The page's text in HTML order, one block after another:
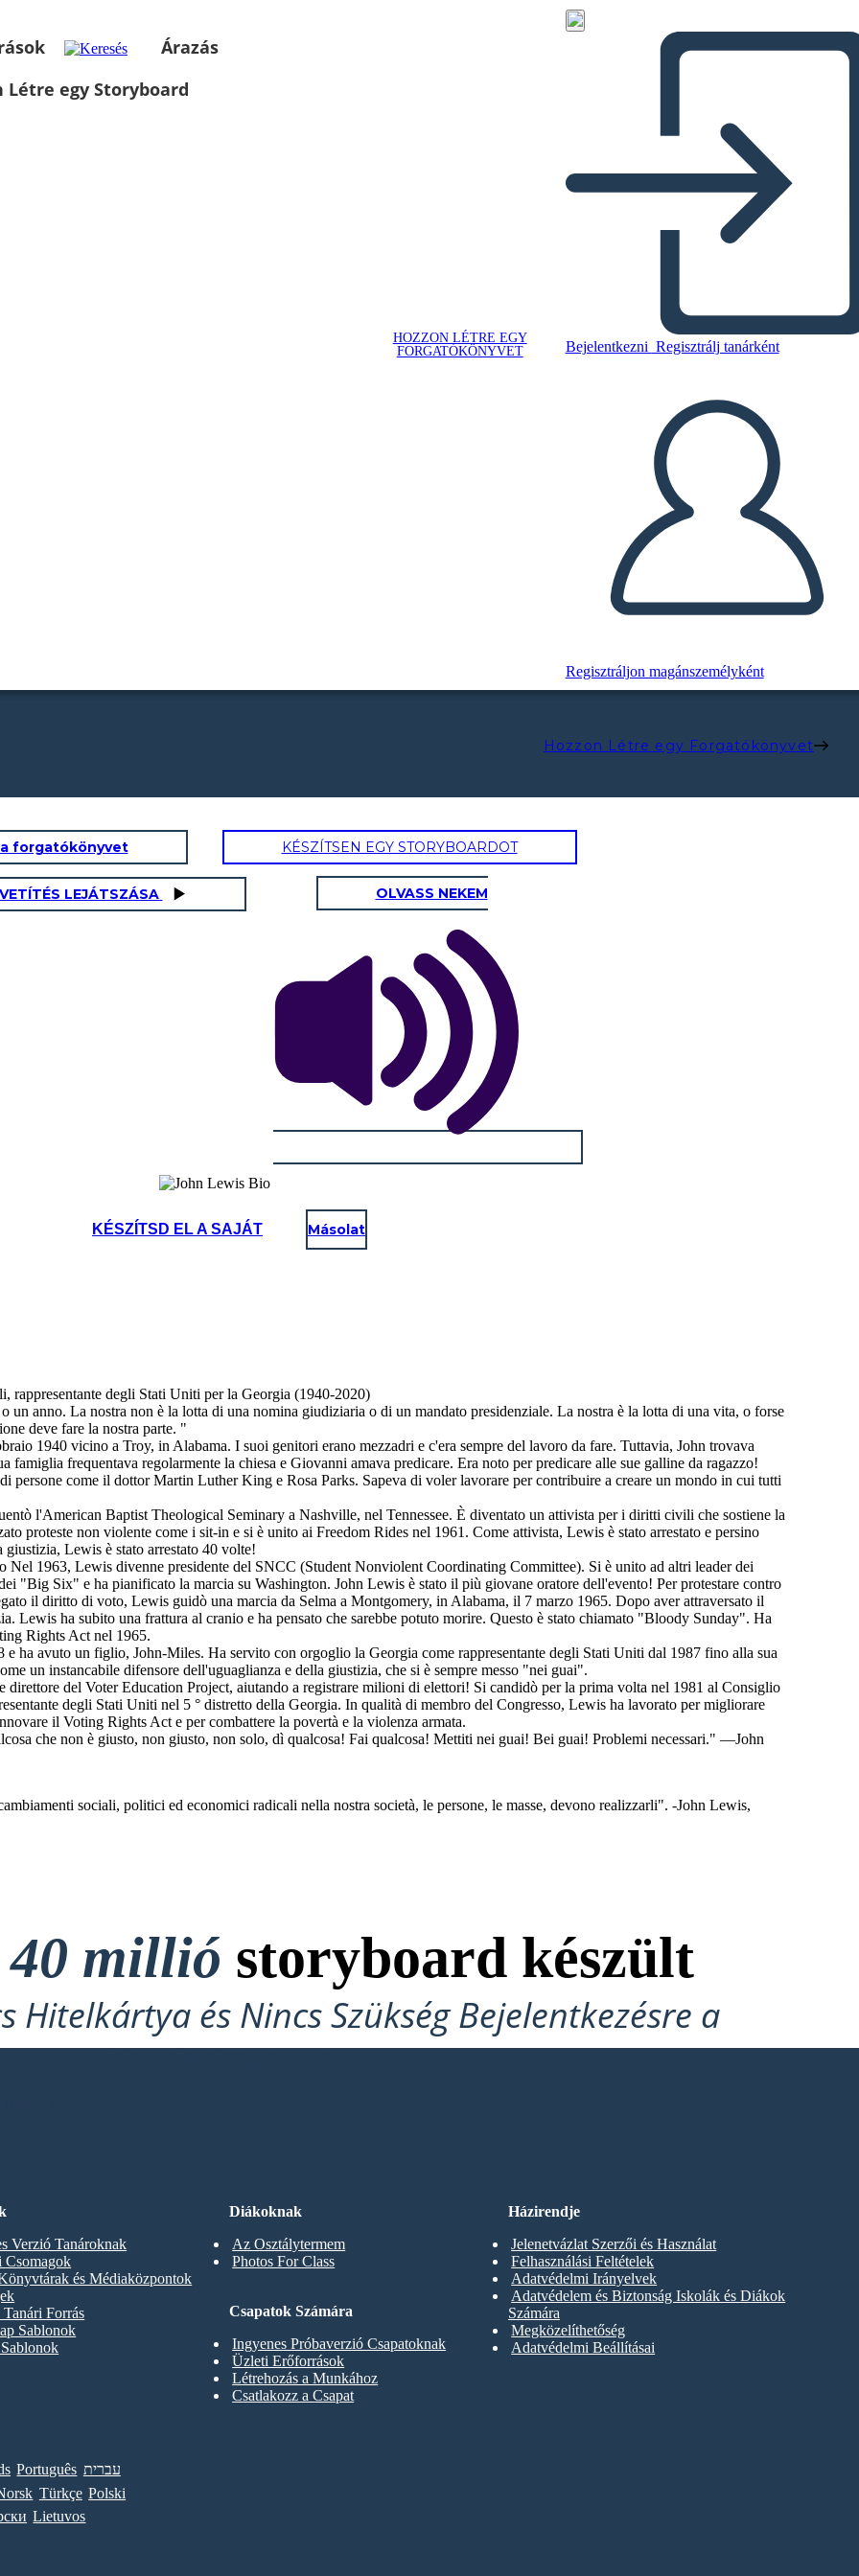
Árazás
Létre egy Storyboard
HOZZON LÉTRE EGY
FORGATÓKÖNYVET
Bejelentkezni Regisztrálj tanárként
Regisztráljon magánszemélyként
Hozzon Létre egy Forgatókönyvet
forgatókönyvet KÉSZÍTSEN EGY STORYBOARDOT
LEJÁTSZÁSA OLVASS NEKEM
KÉSZÍTSD EL A SAJÁT Másolat
rappresentante degli Stati Uniti per la Georgia (1940-2020)
un anno. La nostra non è la lotta di una nomina giudiziaria o di un mandato presidenziale. La nostra è la lotta di una vita, o forse
deve fare la nostra parte. "
1940 vicino a Troy, in Alabama. I suoi genitori erano mezzadri e c'era sempre del lavoro da fare. Tuttavia, John trovava
famiglia frequentava regolarmente la chiesa e Giovanni amava predicare. Era noto per predicare alle sue galline da ragazzo!
persone come il dottor Martin Luther King e Rosa Parks. Sapeva di voler lavorare per contribuire a creare un mondo in cui tutti
l'American Baptist Theological Seminary a Nashville, nel Tennessee. È diventato un attivista per i diritti civili che sostiene la
proteste non violente come i sit-in e si è unito ai Freedom Rides nel 1961. Come attivista, Lewis è stato arrestato e persino
Lewis è stato arrestato 40 volte!
Nel 1963, Lewis divenne presidente del SNCC (Student Nonviolent Coordinating Committee). Si è unito ad altri leader dei
"Big Six" e ha pianificato la marcia su Washington. John Lewis è stato il più giovane oratore dell'evento! Per protestare contro
il diritto di voto, Lewis guidò una marcia da Selma a Montgomery, in Alabama, il 7 marzo 1965. Dopo aver attraversato il
Lewis ha subito una frattura al cranio e ha pensato che sarebbe potuto morire. Questo è stato chiamato "Bloody Sunday". Ha
Rights Act nel 1965.
ha avuto un figlio, John-Miles. Ha servito con orgoglio la Georgia come rappresentante degli Stati Uniti dal 1987 fino alla sua
un instancabile difensore dell'uguaglianza e della giustizia, che si è sempre messo "nei guai".
del Voter Education Project, aiutando a registrare milioni di elettori! Si candidò per la prima volta nel 1981 al Consiglio
degli Stati Uniti nel 5 ° distretto della Georgia. In qualità di membro del Congresso, Lewis ha lavorato per migliorare
il Voting Rights Act e per combattere la povertà e la violenza armata.
che non è giusto, non giusto, non solo, dì qualcosa! Fai qualcosa! Mettiti nei guai! Bei guai! Problemi necessari." —John
sociali, politici ed economici radicali nella nostra società, le persone, le masse, devono realizzarli". -John Lewis,
40 millió storyboard készült
Hitelkártya és Nincs Szükség Bejelentkezésre a
Kipróbáláshoz!
Diákoknak
Az Osztálytermem
Photos For Class
Verzió Tanároknak
Csomagok
és Médiaközpontok
Forrás
Sablonok
Csapatok Számára
Ingyenes Próbaverzió Csapatoknak
Üzleti Erőforrások
Létrehozás a Munkához
Csatlakozz a Csapat
Házirendje
Jelenetvázlat Szerzői és Használat
Felhasználási Feltételek
Adatvédelmi Irányelvek
Adatvédelem és Biztonság Iskolák és Diákok
Számára
Megközelíthetőség
Adatvédelmi Beállításai
Português עברית
Türkçe Polski
Lietuvos